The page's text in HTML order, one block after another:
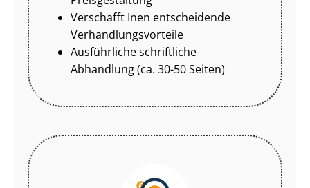
Verschafft Inen entscheidende
Ver­hand­lungs­vor­tei­le
Ausführliche schriftliche
Abhandlung (ca. 30-50 Seiten)